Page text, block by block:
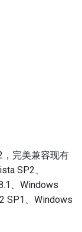
完美兼容现有
SP2、
、Windows
SP1、Windows